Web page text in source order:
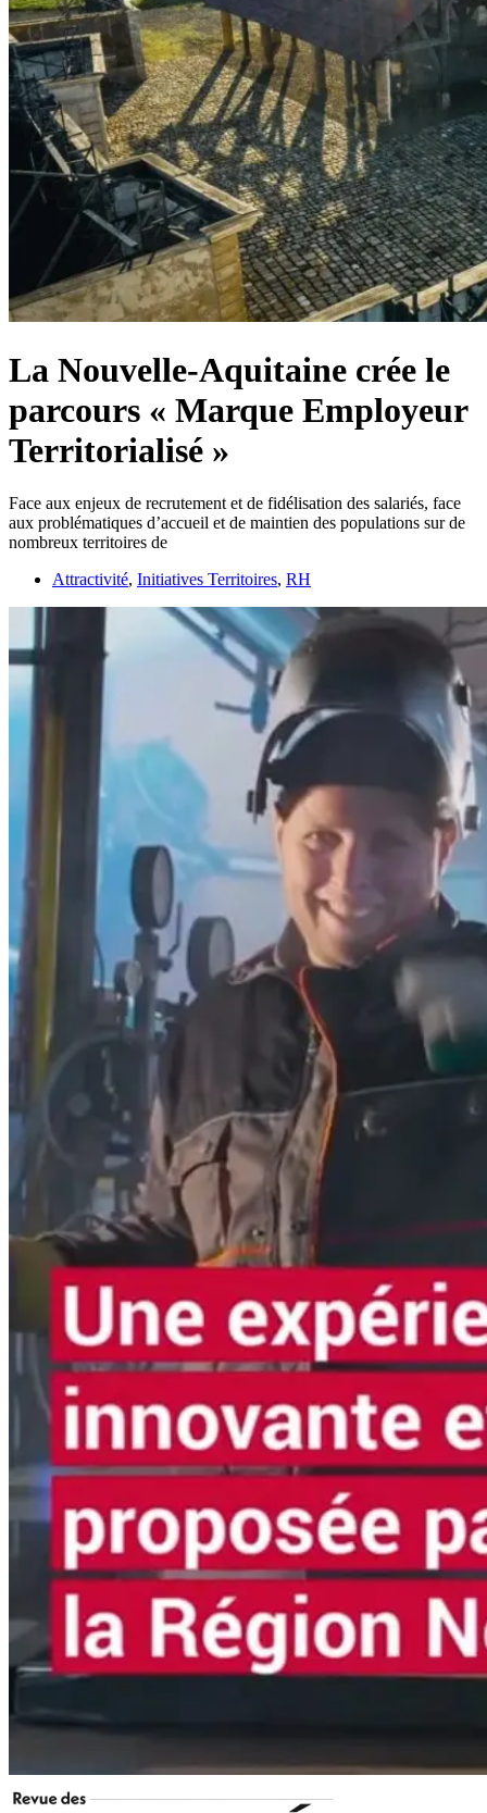
La Nouvelle-Aquitaine crée le
parcours « Marque Employeur
Territorialisé »
Face aux enjeux de recrutement et de fidélisation des salariés, face
aux problématiques d’accueil et de maintien des populations sur de
nombreux territoires de
Attractivité, Initiatives Territoires, RH